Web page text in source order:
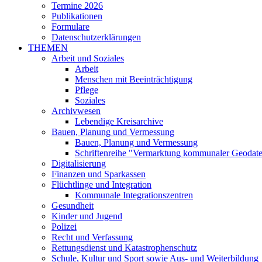
Termine 2026
Publikationen
Formulare
Datenschutzerklärungen
THEMEN
Arbeit und Soziales
Arbeit
Menschen mit Beeinträchtigung
Pflege
Soziales
Archivwesen
Lebendige Kreisarchive
Bauen, Planung und Vermessung
Bauen, Planung und Vermessung
Schriftenreihe "Vermarktung kommunaler
Digitalisierung
Finanzen und Sparkassen
Flüchtlinge und Integration
Kommunale Integrationszentren
Gesundheit
Kinder und Jugend
Polizei
Recht und Verfassung
Rettungsdienst und Katastrophenschutz
Schule, Kultur und Sport sowie Aus- und Weiterbildung